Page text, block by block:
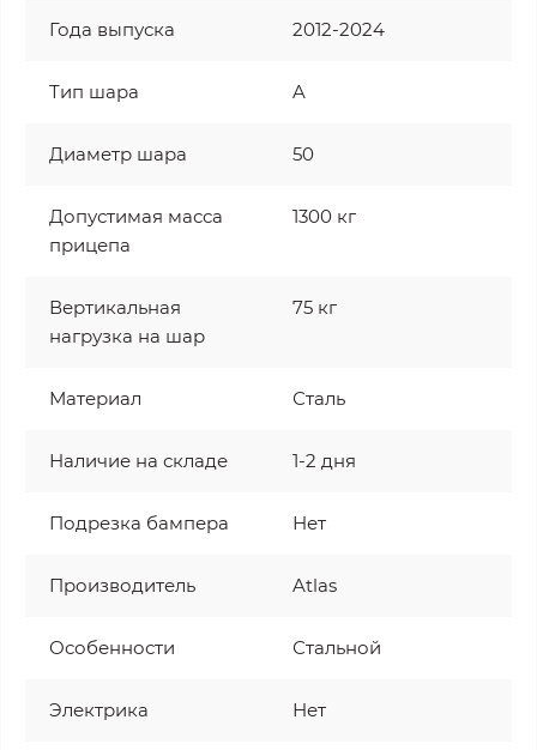
Года выпуска 2012-2024
Тип шара A
Диаметр шара 50
Допустимая масса
прицепа
1300 кг
Вертикальная
нагрузка на шар
75 кг
Материал Сталь
Наличие на складе 1-2 дня
Подрезка бампера Нет
Производитель Atlas
Особенности Стальной
Электрика Нет